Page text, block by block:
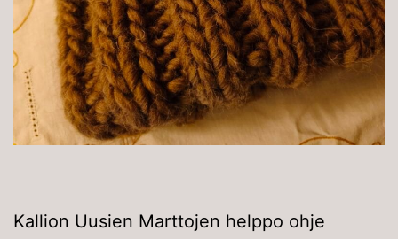
Kallion Uusien Marttojen helppo ohje